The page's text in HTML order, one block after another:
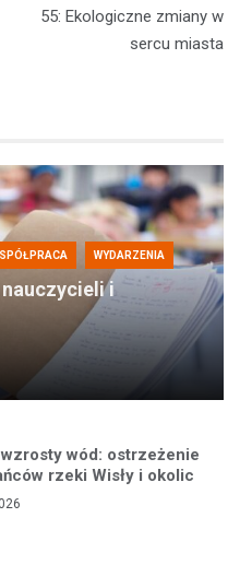
55: Ekologiczne zmiany w
sercu miasta
WYDARZENIA
i
wzrosty wód: ostrzeżenie
rzeki Wisły i okolic